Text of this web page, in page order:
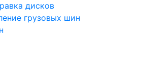
дисков
грузовых шин